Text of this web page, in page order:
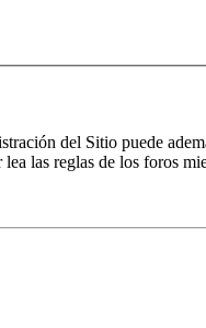
del Sitio puede
las reglas de los foros